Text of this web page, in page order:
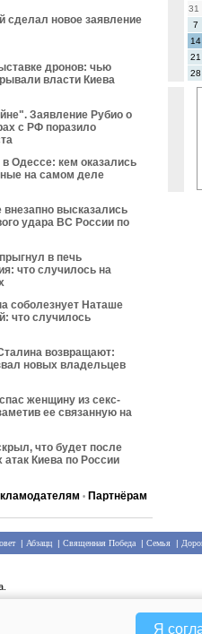
сделал новое заявление
дронов: чью
власти Киева
Заявление Рубио о
с РФ поразило
Одессе: кем оказались
на самом деле
высказались
удара ВС России по
в печь
что случилось на
соболезнует Наташе
что случилось
возвращают:
новых владельцев
женщину из секс-
ее связанную на
что будет после
Киева по России
• Партнёрам
31
7
14
21
28
| Абзацц | Священная Победа | Семья |
Я